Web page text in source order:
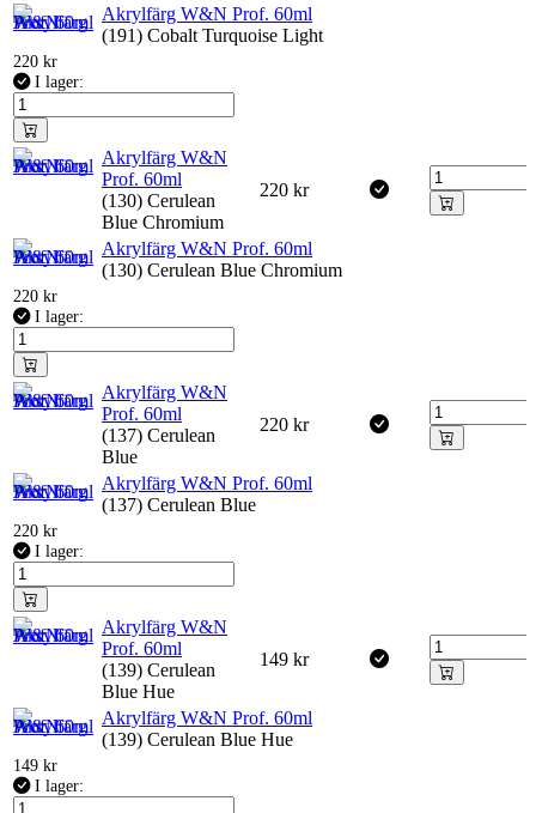
Akrylfärg W&N Prof. 60ml
(191) Cobalt Turquoise Light
220 kr
I lager:
Akrylfärg W&N
Prof. 60ml
(130) Cerulean
Blue Chromium
220 kr
Akrylfärg W&N Prof. 60ml
(130) Cerulean Blue Chromium
220 kr
I lager:
Akrylfärg W&N
Prof. 60ml
(137) Cerulean
Blue
220 kr
Akrylfärg W&N Prof. 60ml
(137) Cerulean Blue
220 kr
I lager:
Akrylfärg W&N
Prof. 60ml
(139) Cerulean
Blue Hue
149 kr
Akrylfärg W&N Prof. 60ml
(139) Cerulean Blue Hue
149 kr
I lager: